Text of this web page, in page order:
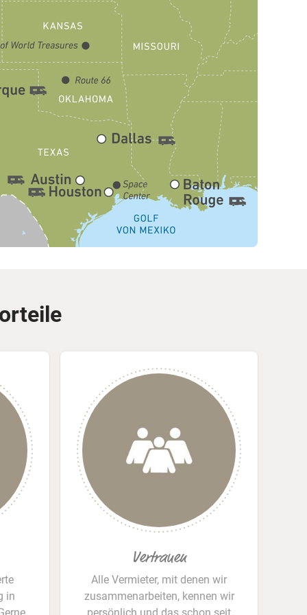
in
Vertrauen
Alle Vermieter, mit denen wir
zusammenarbeiten, kennen wir